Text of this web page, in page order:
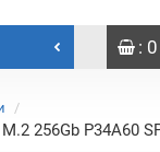
: 0
256Gb P34A60